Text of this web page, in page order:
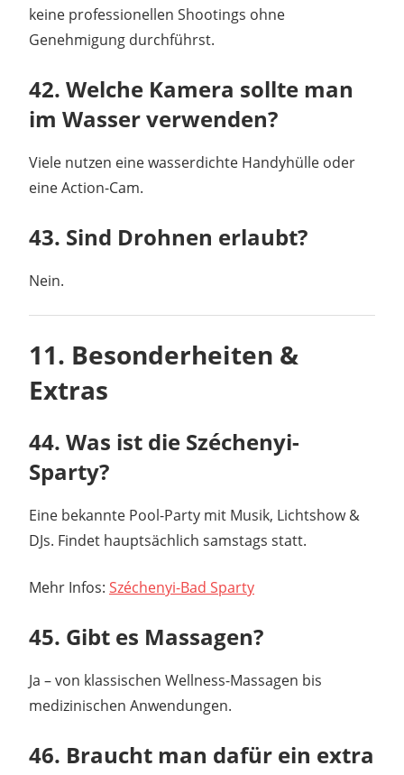
keine professionellen Shootings ohne
Genehmigung durchführst.
42. Welche Kamera sollte man
im Wasser verwenden?
Viele nutzen eine wasserdichte Handyhülle oder
eine Action-Cam.
43. Sind Drohnen erlaubt?
Nein.
11. Besonderheiten &
Extras
44. Was ist die Széchenyi-
Sparty?
Eine bekannte Pool-Party mit Musik, Lichtshow &
DJs. Findet hauptsächlich samstags statt.
Mehr Infos: Széchenyi-Bad Sparty
45. Gibt es Massagen?
Ja – von klassischen Wellness-Massagen bis
medizinischen Anwendungen.
46. Braucht man dafür ein extra